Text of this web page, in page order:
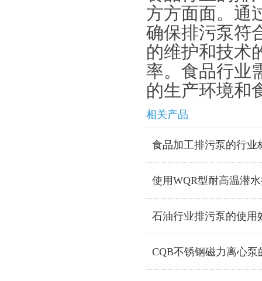
方方面面。通
确保排污泵符
的维护和技术
率。食品行业
的生产环境和
相关产品
食品加工排污泵的行业
使用WQR型耐高温潜
石油行业排污泵的使用
CQB不锈钢磁力离心泵